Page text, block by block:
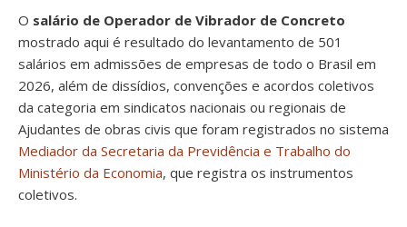
O salário de Operador de Vibrador de Concreto
mostrado aqui é resultado do levantamento de 501
salários em admissões de empresas de todo o Brasil em
2026, além de dissídios, convenções e acordos coletivos
da categoria em sindicatos nacionais ou regionais de
Ajudantes de obras civis que foram registrados no sistema
Mediador da Secretaria da Previdência e Trabalho do
Ministério da Economia, que registra os instrumentos
coletivos.